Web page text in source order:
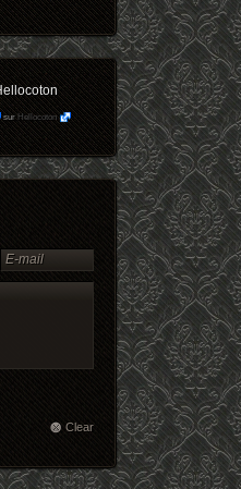
surHellocoton
Clear